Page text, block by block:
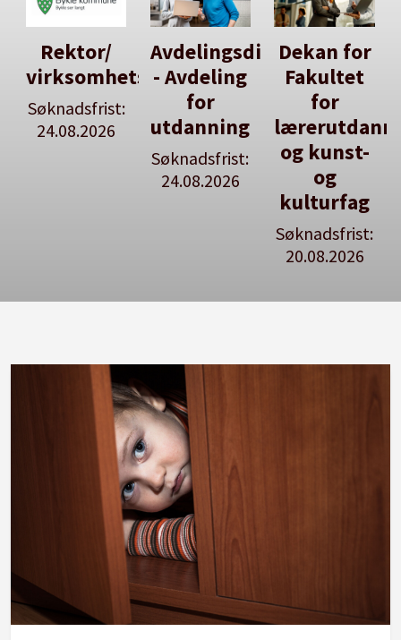
Rektor/
virksomhetsleiar
Søknadsfrist:
24.08.2026
Avdelingsdirektør
- Avdeling
for
utdanning
Søknadsfrist:
24.08.2026
Dekan for
Fakultet
for
og kunst-
og
kulturfag
Søknadsfrist:
20.08.2026